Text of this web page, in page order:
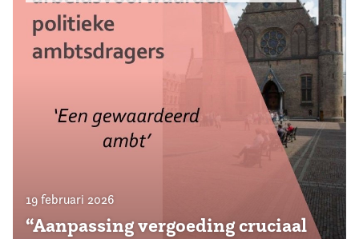
19 februari 2026
“Aanpassing vergoeding cruciaal